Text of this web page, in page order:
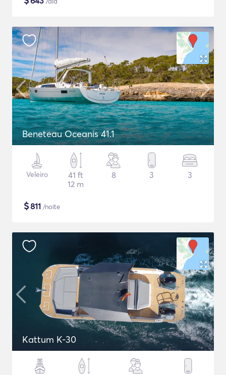
Beneteau Oceanis 41.1
Veleiro
41 ft
12 m
8 3 3
$811 /noite
Kattum K-30